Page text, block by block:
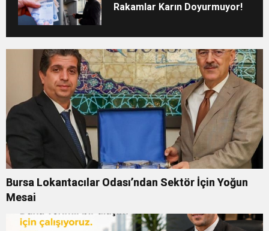
Rakamlar Karın Doyurmuyor!
Bursa Lokantacılar Odası’ndan Sektör İçin Yoğun
Mesai